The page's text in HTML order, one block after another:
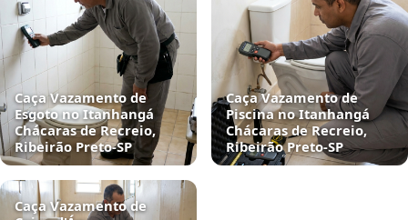
Caça Vazamento de
Esgoto no Itanhangá
Chácaras de Recreio,
Ribeirão Preto‑SP
Caça Vazamento de
Piscina no Itanhangá
Chácaras de Recreio,
Ribeirão Preto‑SP
Caça Vazamento de